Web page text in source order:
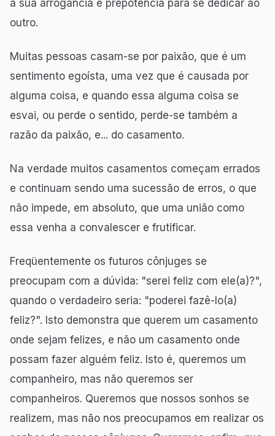
à sua arrogância e prepotência para se dedicar ao
outro.
Muitas pessoas casam-se por paixão, que é um
sentimento egoísta, uma vez que é causada por
alguma coisa, e quando essa alguma coisa se
esvai, ou perde o sentido, perde-se também a
razão da paixão, e... do casamento.
Na verdade muitos casamentos começam errados
e continuam sendo uma sucessão de erros, o que
não impede, em absoluto, que uma união como
essa venha a convalescer e frutificar.
Freqüentemente os futuros cônjuges se
preocupam com a dúvida: "serei feliz com ele(a)?",
quando o verdadeiro seria: "poderei fazê-lo(a)
feliz?". Isto demonstra que querem um casamento
onde sejam felizes, e não um casamento onde
possam fazer alguém feliz. Isto é, queremos um
companheiro, mas não queremos ser
companheiros. Queremos que nossos sonhos se
realizem, mas não nos preocupamos em realizar os